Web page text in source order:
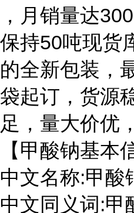
，月销量达
保持50吨现货
的全新包装，
袋起订，货源
足，量大价优
【甲酸钠基本
中文名称:甲酸
中文同义词:甲